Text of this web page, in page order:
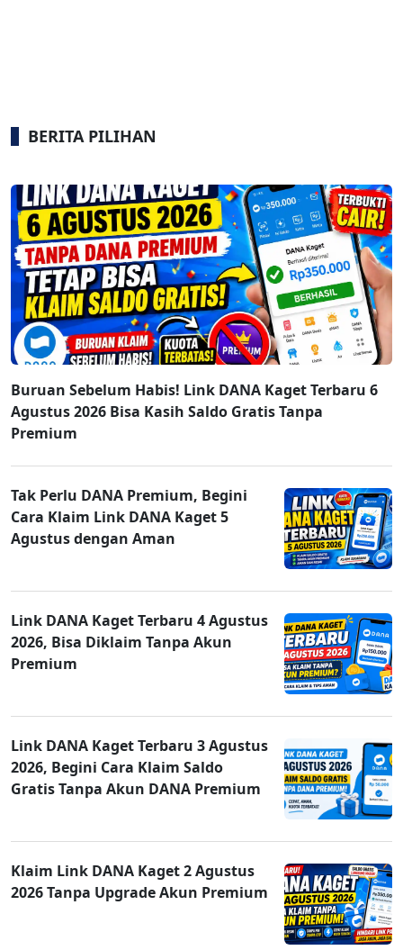
BERITA PILIHAN
Buruan Sebelum Habis! Link DANA Kaget Terbaru 6
Agustus 2026 Bisa Kasih Saldo Gratis Tanpa
Premium
Tak Perlu DANA Premium, Begini
Cara Klaim Link DANA Kaget 5
Agustus dengan Aman
Link DANA Kaget Terbaru 4 Agustus
2026, Bisa Diklaim Tanpa Akun
Premium
Link DANA Kaget Terbaru 3 Agustus
2026, Begini Cara Klaim Saldo
Gratis Tanpa Akun DANA Premium
Klaim Link DANA Kaget 2 Agustus
2026 Tanpa Upgrade Akun Premium